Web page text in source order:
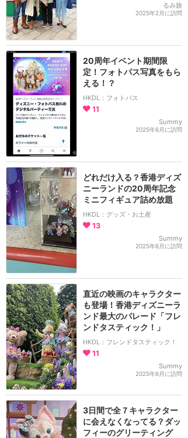
るみ旅
2025年2月に訪問
20周年イベント期間限
定！フォトパス写真をもら
える！？
HKDL：フォトパス
11
Summy
2025年6月に訪問
どれだけ入る？香港ディズ
ニーランドの20周年記念
ミニフィギュア詰め放題
HKDL：グッズ・お土産
13
Summy
2025年6月に訪問
直近の映画のキャラクター
も登場！香港ディズニーラ
ンド最大のパレード「フレ
ンドタスティック！」
HKDL：フレンドタスティック！
11
Summy
2025年6月に訪問
3日間で全７キャラクター
に会えなくなってる？ダッ
フィーのグリーティング